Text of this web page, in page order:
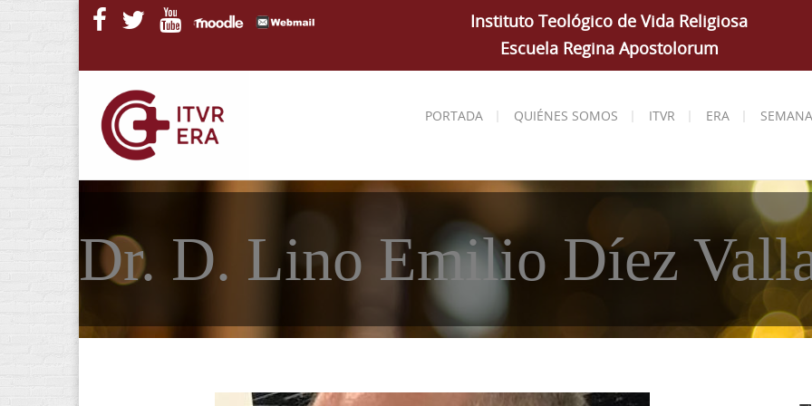
Pasar al contenido principal
Instituto Teológico de Vida Religiosa
Escuela Regina Apostolorum
PORTADA QUIÉNES SOMOS ITVR ERA
Dr. D. Lino Emilio Díez